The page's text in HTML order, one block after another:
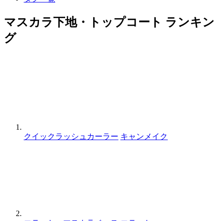
マスカラ下地・トップコート ランキン
グ
クイックラッシュカーラー キャンメイク